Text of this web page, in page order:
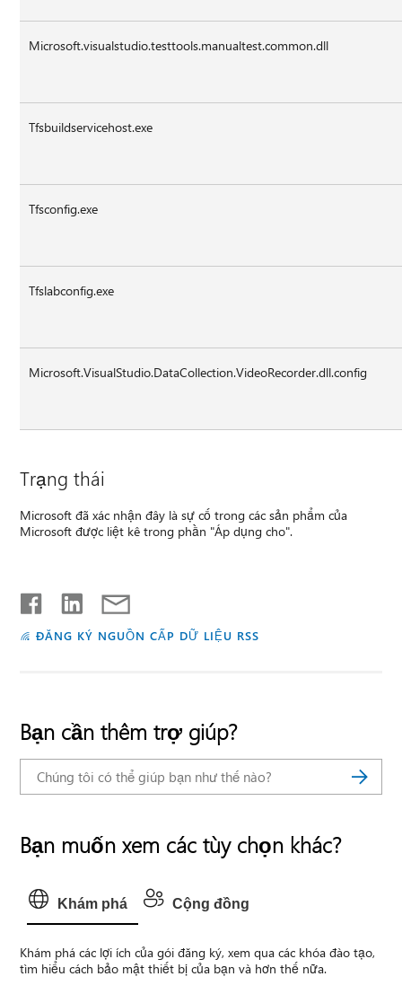
Microsoft.visualstudio.testtools.manualtest.common.dll
Tfsbuildservicehost.exe
Tfsconfig.exe
Tfslabconfig.exe
Microsoft.VisualStudio.DataCollection.VideoRecorder.dll.config
Trạng thái
Microsoft đã xác nhận đây là sự cố trong các sản phẩm của
Microsoft được liệt kê trong phần "Áp dụng cho".
ĐĂNG KÝ NGUỒN CẤP DỮ LIỆU RSS
Bạn cần thêm trợ giúp?
Bạn muốn xem các tùy chọn khác?
Khám phá Cộng đồng
Khám phá các lợi ích của gói đăng ký, xem qua các khóa đào tạo,
tìm hiểu cách bảo mật thiết bị của bạn và hơn thế nữa.